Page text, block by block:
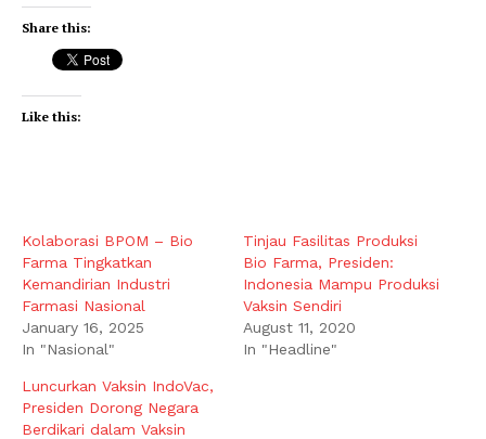
Share this:
Like this:
Kolaborasi BPOM – Bio
Farma Tingkatkan
Kemandirian Industri
Farmasi Nasional
January 16, 2025
In "Nasional"
Tinjau Fasilitas Produksi
Bio Farma, Presiden:
Indonesia Mampu Produksi
Vaksin Sendiri
August 11, 2020
In "Headline"
Luncurkan Vaksin IndoVac,
Presiden Dorong Negara
Berdikari dalam Vaksin